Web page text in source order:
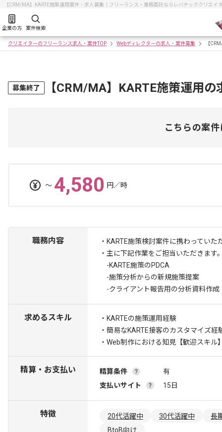
【CRM/MA】KARTE施策運用案件・求人募集｜フリーランス・業務委託ならレバテッククリエイ
企業の方 案件検索
クリエイターのフリーランス求人・案件TOP Webディレクターの求人・案件募集 【
募集終了 【CRM/MA】KARTE施策運用の
こちらの案
〜 4,580 円／時
職務内容
・KARTE施策検討案件に携わっていた
・主に下記作業をご担当いただきます
-KARTE施策のPDCA
-施策分析からの新規施策提案
-クライアント報告用の分析資料作成
求めるスキル
・KARTEの施策運用経験
・簡易なKARTE接客のカスタマイズ経
・Web制作における知見 【歓迎スキル
精算・お支払い 精算条件
有
支払いサイト
15日
特徴 20代活躍中 30代活躍中
長
BtoB向け